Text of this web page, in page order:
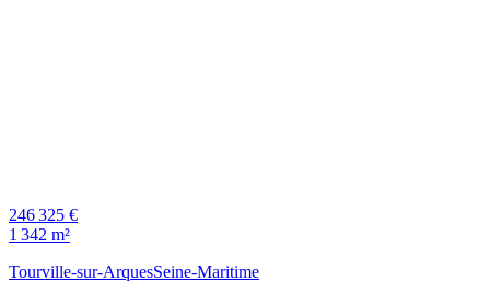
246 325 €
1 342 m²
Tourville-sur-ArquesSeine-Maritime